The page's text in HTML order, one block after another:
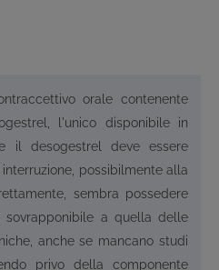
orale contenente
l'unico disponibile in
il desogestrel deve essere
possibilmente alla
sembra possedere
sovrapponibile a quella delle
anche se mancano studi
privo della componente